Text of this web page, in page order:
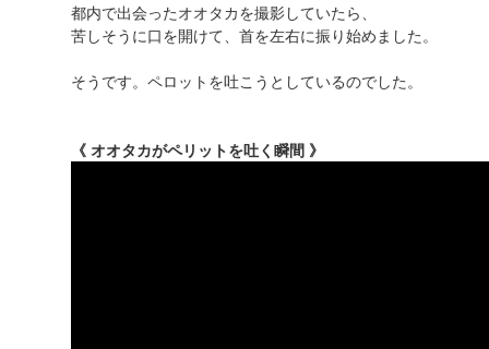
都内で出会ったオオタカを撮影していたら、
苦しそうに口を開けて、首を左右に振り始めました。
そうです。ペロットを吐こうとしているのでした。
《 オオタカがペリットを吐く瞬間 》